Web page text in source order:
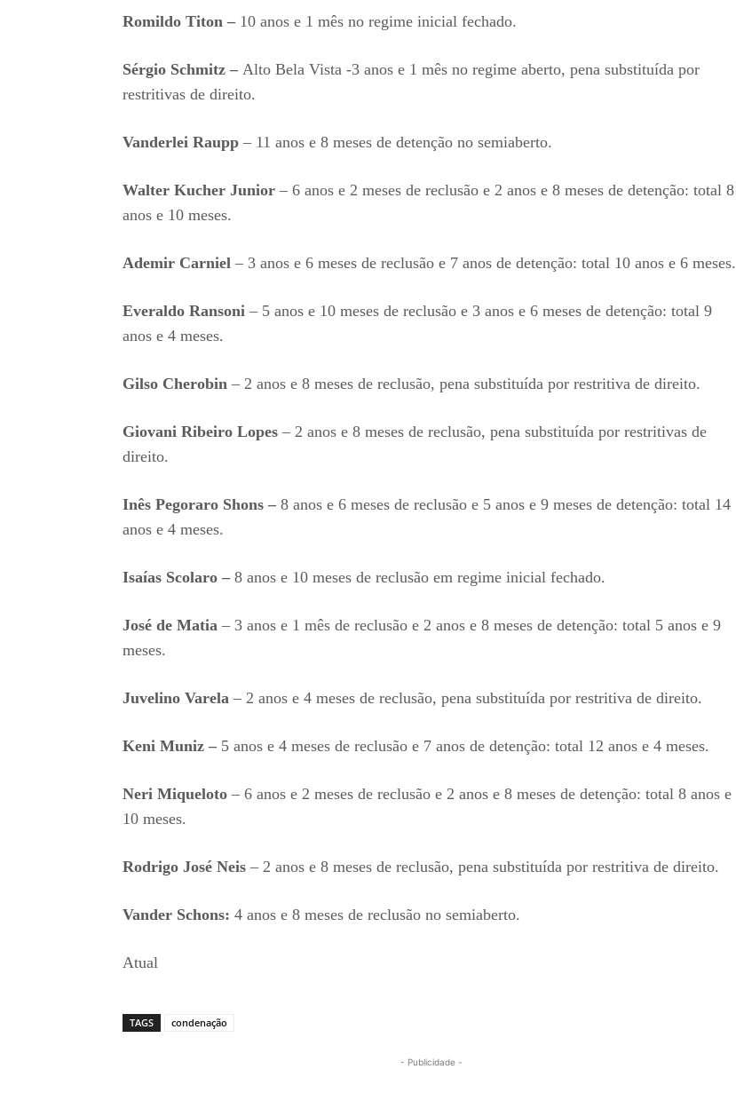
Romildo Titon – 10 anos e 1 mês no regime inicial fechado.
Sérgio Schmitz – Alto Bela Vista -3 anos e 1 mês no regime aberto, pena substituída por
restritivas de direito.
Vanderlei Raupp – 11 anos e 8 meses de detenção no semiaberto.
Walter Kucher Junior – 6 anos e 2 meses de reclusão e 2 anos e 8 meses de detenção: total 8
anos e 10 meses.
Ademir Carniel – 3 anos e 6 meses de reclusão e 7 anos de detenção: total 10 anos e 6 meses.
Everaldo Ransoni – 5 anos e 10 meses de reclusão e 3 anos e 6 meses de detenção: total 9
anos e 4 meses.
Gilso Cherobin – 2 anos e 8 meses de reclusão, pena substituída por restritiva de direito.
Giovani Ribeiro Lopes – 2 anos e 8 meses de reclusão, pena substituída por restritivas de
direito.
Inês Pegoraro Shons – 8 anos e 6 meses de reclusão e 5 anos e 9 meses de detenção: total 14
anos e 4 meses.
Isaías Scolaro – 8 anos e 10 meses de reclusão em regime inicial fechado.
José de Matia – 3 anos e 1 mês de reclusão e 2 anos e 8 meses de detenção: total 5 anos e 9
meses.
Juvelino Varela – 2 anos e 4 meses de reclusão, pena substituída por restritiva de direito.
Keni Muniz – 5 anos e 4 meses de reclusão e 7 anos de detenção: total 12 anos e 4 meses.
Neri Miqueloto – 6 anos e 2 meses de reclusão e 2 anos e 8 meses de detenção: total 8 anos e
10 meses.
Rodrigo José Neis – 2 anos e 8 meses de reclusão, pena substituída por restritiva de direito.
Vander Schons: 4 anos e 8 meses de reclusão no semiaberto.
Atual
TAGS condenação
- Publicidade -